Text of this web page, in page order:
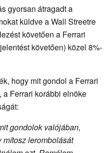
gyorsan átragadt a
küldve a Wall Streetre
követően a Ferrari
követően) közel 8%-
hogy mit gondol a Ferrari
a Ferrari korábbi elnöke
gondolok valójában,
mítosz lerombolását